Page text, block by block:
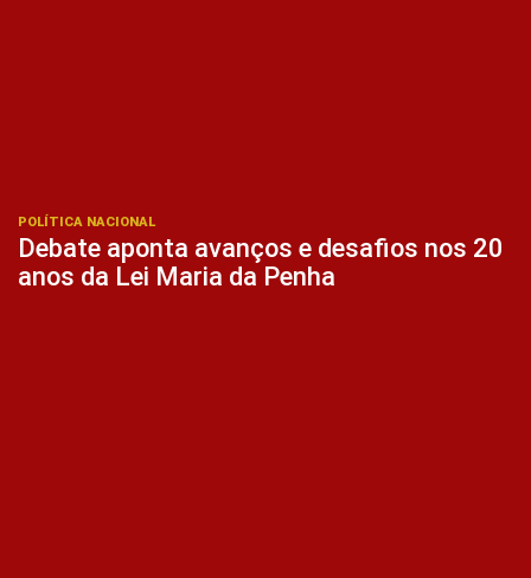
POLÍTICA NACIONAL
Debate aponta avanços e desafios nos 20
anos da Lei Maria da Penha